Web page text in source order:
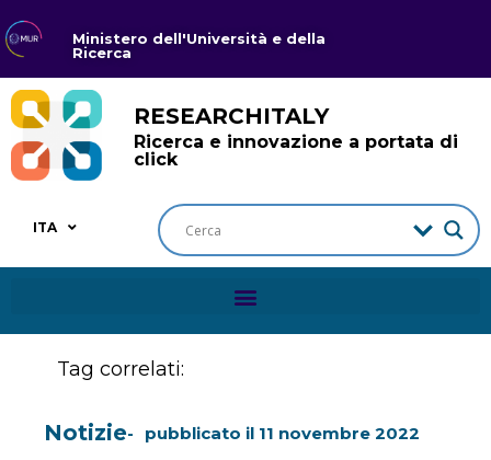
Ministero dell'Università e della
Ricerca
RESEARCHITALY
Ricerca e innovazione a portata di
click
ITA
Tag correlati:
Notizie pubblicato il 11 novembre 2022